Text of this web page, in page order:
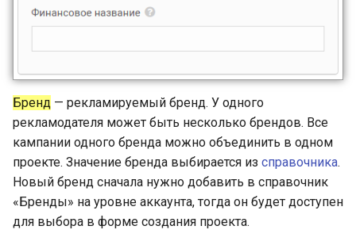
Бренд — рекламируемый бренд. У одного
рекламодателя может быть несколько брендов. Все
кампании одного бренда можно объединить в одном
проекте. Значение бренда выбирается из справочника.
Новый бренд сначала нужно добавить в справочник
«Бренды» на уровне аккаунта, тогда он будет доступен
для выбора в форме создания проекта.